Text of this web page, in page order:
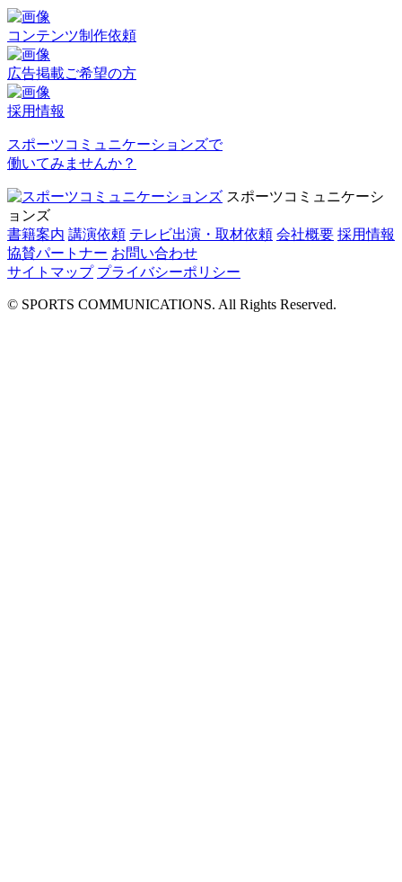
コンテンツ制作依頼
広告掲載ご希望の方
採用情報
スポーツコミュニケーションズで
働いてみませんか？
スポーツコミュニケーシ
ョンズ
書籍案内 講演依頼 テレビ出演・取材依頼 会社概要 採用情報
協賛パートナー お問い合わせ
サイトマップ プライバシーポリシー
© SPORTS COMMUNICATIONS. All Rights Reserved.